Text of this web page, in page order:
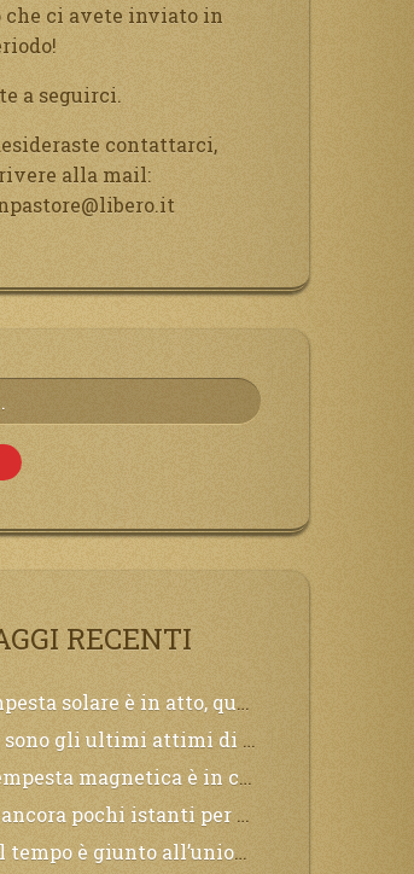
ci avete inviato in
a seguirci.
contattarci,
alla mail:
RECENTI
generazione soffrirà molto, la Terra arderà, l’acqua sarà contaminata, il cibo non sarà più nelle vostre mense.
attimi di vita, chi si vuole salvare Mi chiami in suo aiuto.
corso, questa generazione patirà. Il black out non tarderà ad arrivare e tutta la Terra sarà oscurata.
non perdete tempo, la sciagura arriverà all’improvviso e per chi non si sarà preparato saranno dolori.
all’unione del Padre con il figlio, non avete che da attendere pochissimo.